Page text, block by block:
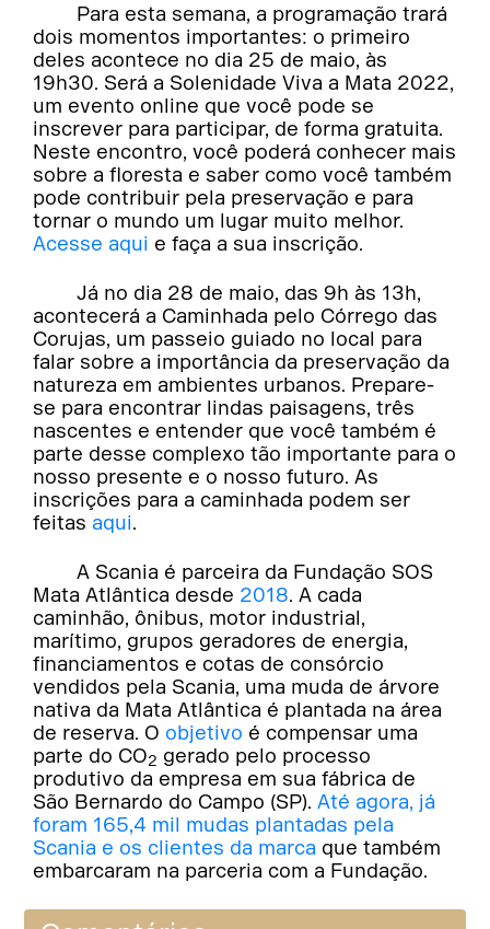
Para esta semana, a programação trará
dois momentos importantes: o primeiro
deles acontece no dia 25 de maio, às
19h30. Será a Solenidade Viva a Mata 2022,
um evento online que você pode se
inscrever para participar, de forma gratuita.
Neste encontro, você poderá conhecer mais
sobre a floresta e saber como você também
pode contribuir pela preservação e para
tornar o mundo um lugar muito melhor.
Acesse aqui e faça a sua inscrição.
Já no dia 28 de maio, das 9h às 13h,
acontecerá a Caminhada pelo Córrego das
Corujas, um passeio guiado no local para
falar sobre a importância da preservação da
natureza em ambientes urbanos. Prepare-
se para encontrar lindas paisagens, três
nascentes e entender que você também é
parte desse complexo tão importante para o
nosso presente e o nosso futuro. As
inscrições para a caminhada podem ser
feitas aqui.
A Scania é parceira da Fundação SOS
Mata Atlântica desde 2018. A cada
caminhão, ônibus, motor industrial,
marítimo, grupos geradores de energia,
financiamentos e cotas de consórcio
vendidos pela Scania, uma muda de árvore
nativa da Mata Atlântica é plantada na área
de reserva. O objetivo é compensar uma
parte do CO2 gerado pelo processo
produtivo da empresa em sua fábrica de
São Bernardo do Campo (SP).Até agora, já
foram 165,4 mil mudas plantadas pela
Scania e os clientes da marca que também
embarcaram na parceria com a Fundação.